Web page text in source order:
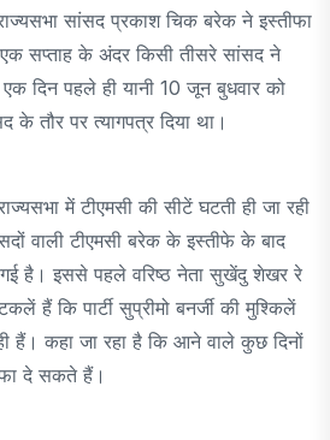
सांसद प्रकाश चिक बरेक ने इस्तीफा
सप्ताह के अंदर किसी तीसरे सांसद ने
दिन पहले ही यानी 10 जून बुधवार को
के तौर पर त्यागपत्र दिया था।
में टीएमसी की सीटें घटती ही जा रही
वाली टीएमसी बरेक के इस्तीफे के बाद
है। इससे पहले वरिष्ठ नेता सुखेंदु शेखर रे
हैं कि पार्टी सुप्रीमो बनर्जी की मुश्किलें
हैं। कहा जा रहा है कि आने वाले कुछ दिनों
दे सकते हैं।